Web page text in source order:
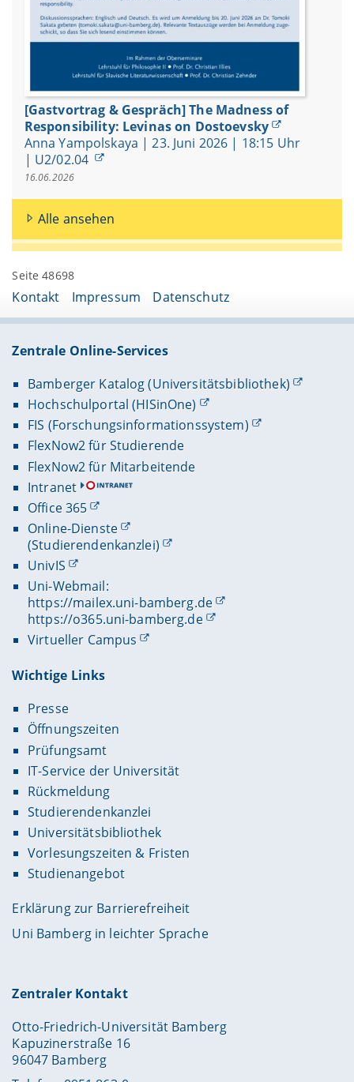
[Gastvortrag & Gespräch] The Madness of
Responsibility: Levinas on Dostoevsky
Anna Yampolskaya | 23. Juni 2026 | 18:15 Uhr
| U2/02.04
16.06.2026
Alle ansehen
Seite 48698
Kontakt Impressum Datenschutz
Zentrale Online-Services
Bamberger Katalog (Universitätsbibliothek)
Hochschulportal (HISinOne)
FIS (Forschungsinformationssystem)
FlexNow2 für Studierende
FlexNow2 für Mitarbeitende
Intranet
Office 365
Online-Dienste
(Studierendenkanzlei)
UnivIS
Uni-Webmail:
https://mailex.uni-bamberg.de
https://o365.uni-bamberg.de
Virtueller Campus
Wichtige Links
Presse
Öffnungszeiten
Prüfungsamt
IT-Service der Universität
Rückmeldung
Studierendenkanzlei
Universitätsbibliothek
Vorlesungszeiten & Fristen
Studienangebot
Erklärung zur Barrierefreiheit
Uni Bamberg in leichter Sprache
Zentraler Kontakt
Otto-Friedrich-Universität Bamberg
Kapuzinerstraße 16
96047 Bamberg